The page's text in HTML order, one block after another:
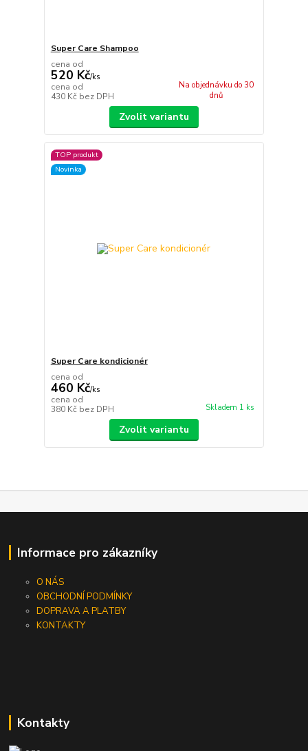
Super Care Shampoo
cena od
520 Kč/ks
cena od
430 Kč bez DPH
Na objednávku do 30
dnů
Zvolit variantu
TOP produkt
Novinka
Super Care kondicionér
cena od
460 Kč/ks
cena od
380 Kč bez DPH Skladem 1 ks
Zvolit variantu
Informace pro zákazníky
O NÁS
OBCHODNÍ PODMÍNKY
DOPRAVA A PLATBY
KONTAKTY
Kontakty